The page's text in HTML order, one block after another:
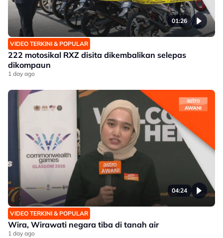
01:26
VIDEO TERKINI & POPULAR
222 motosikal RXZ disita dikembalikan selepas
dikompaun
1 day ago
04:24
VIDEO TERKINI & POPULAR
Wira, Wirawati negara tiba di tanah air
1 day ago